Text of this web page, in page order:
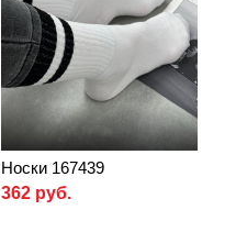
Носки 167439
362 руб.